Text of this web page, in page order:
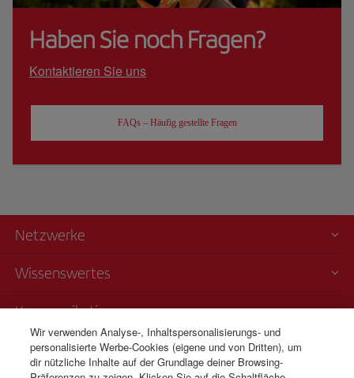
Haben Sie noch Fragen?
Kontaktieren Sie uns
FAQs – Häufig gestellte Fragen
Netzwerke
Wissenswertes
Kommunikation
Transparenz
Wir verwenden Analyse-, Inhaltspersonalisierungs- und
personalisierte Werbe-Cookies (eigene und von Dritten), um
dir nützliche Inhalte auf der Grundlage deiner Browsing-